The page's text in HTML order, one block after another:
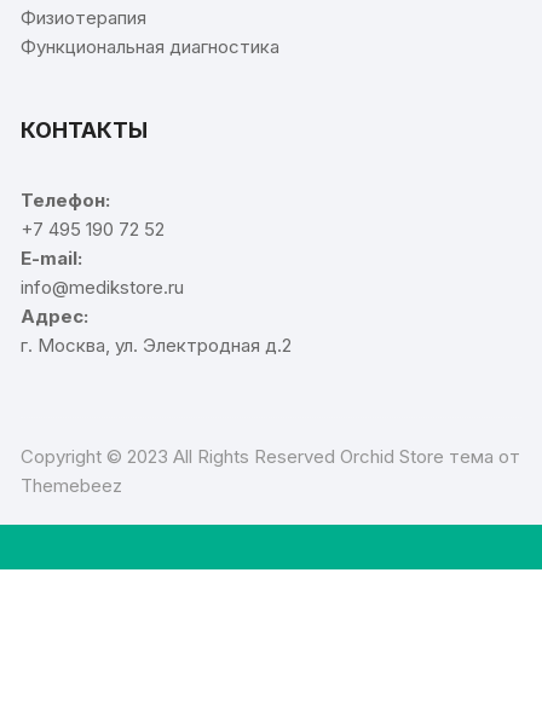
Физиотерапия
Функциональная диагностика
КОНТАКТЫ
Телефон:
+7 495 190 72 52
E-mail:
info@medikstore.ru
Адрес:
г. Москва, ул. Электродная д.2
Copyright © 2023 All Rights Reserved Orchid Store тема от
Themebeez